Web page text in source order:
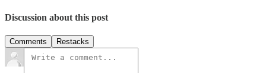
Discussion about this post
Comments Restacks